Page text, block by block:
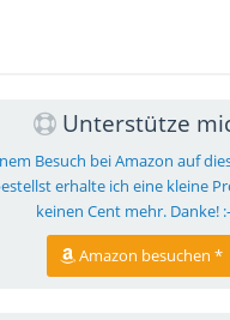
Unterstütze
Besuch bei Amazon auf
erhalte ich eine kleine
keinen Cent mehr. Danke!
Amazon besuchen *